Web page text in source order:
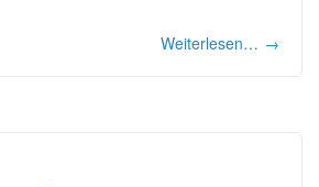
Weiterlesen… →